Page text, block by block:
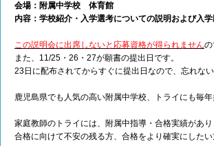
会場：附属中学校 体育館
内容：学校紹介・入学選考についての説明および入
この説明会に出席しないと応募資格が得られません
また、11/25・26・27が願書の提出日です。
23日に配布されてからすぐに提出日なので、忘れな
鹿児島県でも人気の高い附属中学校、トライにも毎
家庭教師のトライには、附属中指導・合格実績があり
合格に向けて不安の残る方、合格をより確実にした